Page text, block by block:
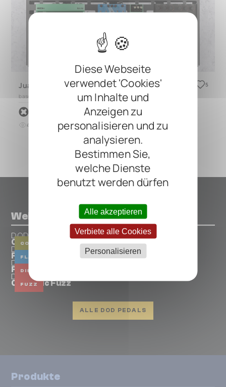
Diese Webseite
verwendet 'Cookies'
um Inhalte und
Anzeigen zu
personalisieren und zu
analysieren.
Bestimmen Sie,
welche Dienste
benutzt werden dürfen
Alle akzeptieren
Verbiete alle Cookies
Personalisieren
Juan Alderete ( The Mars Volta) Fan Board
based on
44 vor etwa 3 Jahren
5
Weitere Pedals von DOD
COMPRESSOR
DOD
Compressor Sustainer FX80 B
FLANGER
DOD
FX747 Super Sonic Stereo Flange
DISTORTION
DOD
FX33 BUZZ BOX
FUZZ
DOD
Chthonic Fuzz
ALLE DOD PEDALS
Produkte